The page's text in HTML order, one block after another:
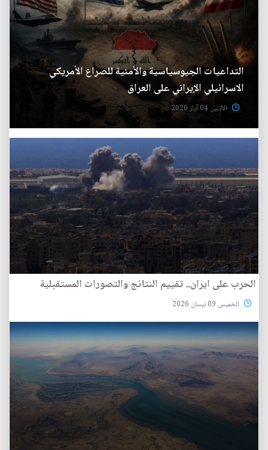
التداعيات الجيوسياسية والأمنية للصراع الأمريكي
الاسرائيلي الإيراني على العراق
الأثنين 04 آيار 2026
الحرب على ايران.. تقييم النتائج والتصورات المستقبلية
الخميس 09 نيسان 2026